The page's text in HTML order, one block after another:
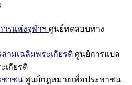
รแห่งจุฬาฯ ศูนย์ทดสอบทาง
ามเฉลิมพระเกียรติ ศูนย์การแปล
เกียรติ
ชาชน ศูนย์กฎหมายเพื่อประชาชน